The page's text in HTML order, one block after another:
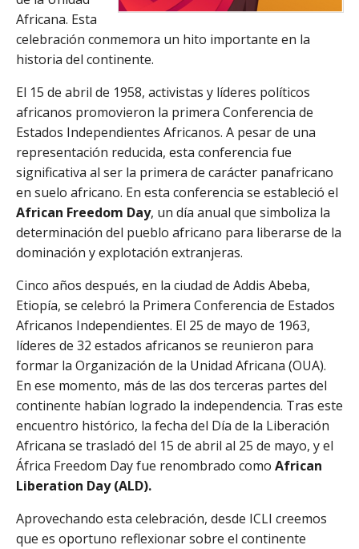
Africana. Esta
celebración conmemora un hito importante en la
historia del continente.
El 15 de abril de 1958, activistas y líderes políticos
africanos promovieron la primera Conferencia de
Estados Independientes Africanos. A pesar de una
representación reducida, esta conferencia fue
significativa al ser la primera de carácter panafricano
en suelo africano. En esta conferencia se estableció el
African Freedom Day, un día anual que simboliza la
determinación del pueblo africano para liberarse de la
dominación y explotación extranjeras.
Cinco años después, en la ciudad de Addis Abeba,
Etiopía, se celebró la Primera Conferencia de Estados
Africanos Independientes. El 25 de mayo de 1963,
líderes de 32 estados africanos se reunieron para
formar la Organización de la Unidad Africana (OUA).
En ese momento, más de las dos terceras partes del
continente habían logrado la independencia. Tras este
encuentro histórico, la fecha del Día de la Liberación
Africana se trasladó del 15 de abril al 25 de mayo, y el
África Freedom Day fue renombrado como African
Liberation Day (ALD).
Aprovechando esta celebración, desde ICLI creemos
que es oportuno reflexionar sobre el continente